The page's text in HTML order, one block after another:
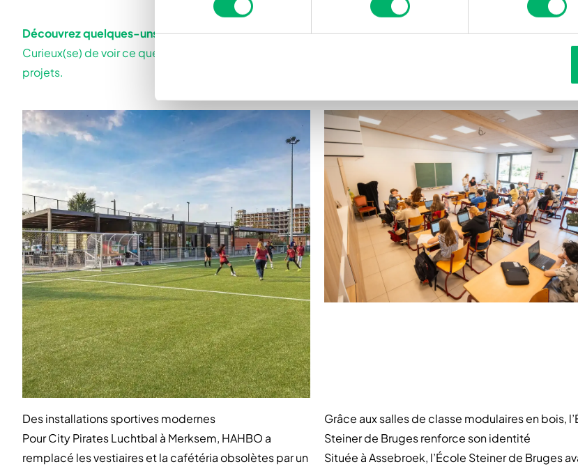
Découvrez quelques-uns de nos projets réalisés
Curieux(se) de voir ce que nous avons déjà réalisé pour différentes écoles en Belgique et aux Pays-Bas ?
projets.
Des installations sportives modernes
Pour City Pirates Luchtbal à Merksem, HAHBO a
remplacé les vestiaires et la cafétéria obsolètes par un
Grâce aux salles de classe modulaires en bois,
Steiner de Bruges renforce son identité
Située à Assebroek, l’École Steiner de Bruges